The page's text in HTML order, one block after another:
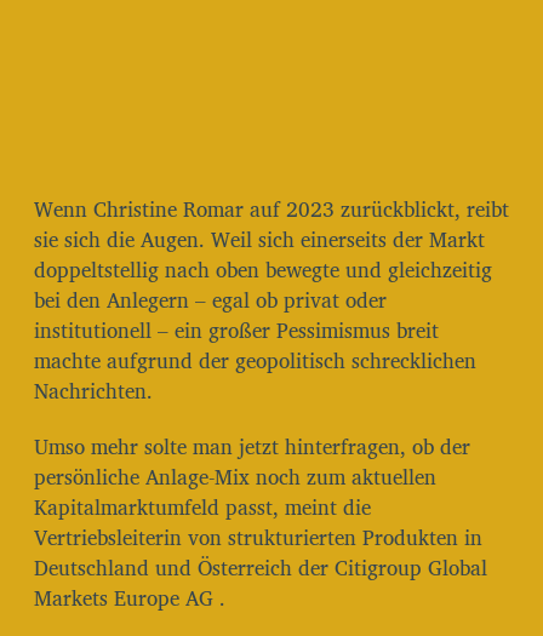
Wenn Christine Romar auf 2023 zurückblickt, reibt
sie sich die Augen. Weil sich einerseits der Markt
doppeltstellig nach oben bewegte und gleichzeitig
bei den Anlegern – egal ob privat oder
institutionell – ein großer Pessimismus breit
machte aufgrund der geopolitisch schrecklichen
Nachrichten.
Umso mehr solte man jetzt hinterfragen, ob der
persönliche Anlage-Mix noch zum aktuellen
Kapitalmarktumfeld passt, meint die
Vertriebsleiterin von strukturierten Produkten in
Deutschland und Österreich der Citigroup Global
Markets Europe AG .